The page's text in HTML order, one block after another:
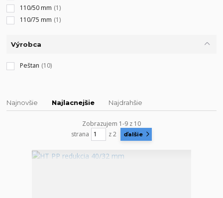
110/50 mm (1)
110/75 mm (1)
Výrobca
Peštan (10)
Najnovšie Najlacnejšie Najdrahšie
Zobrazujem 1-9 z 10
strana
z 2 ďalšie